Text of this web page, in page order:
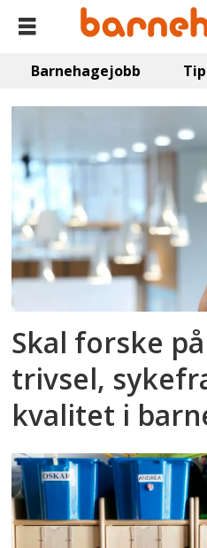
Barnehagejobb
Emne:
hvl
Skal forske
trivsel,
kvalitet i